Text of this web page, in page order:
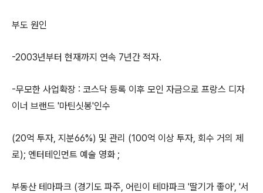
부도 원인
-2003년부터 현재까지 연속 7년간 적자.
-무모한 사업확장 : 코스닥 등록 이후 모인 자금으로 프랑스 디자
이너 브랜드 '마틴싯봉'인수
(20억 투자, 지분66%) 및 관리 (100억 이상 투자, 회수 거의 제
로); 엔터테인먼트 예술 영화 ;
부동산 테마파크 (경기도 파주, 어린이 테마파크 '딸기가 좋아', '서